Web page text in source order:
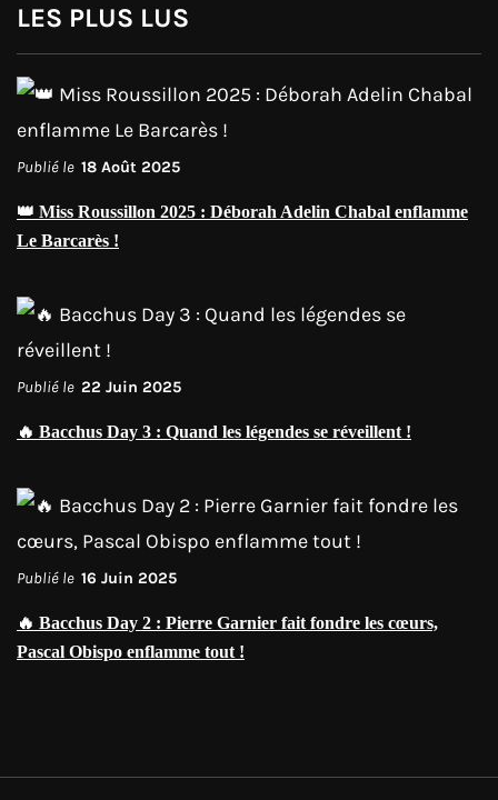
LES PLUS LUS
Publié le 18 Août 2025
👑 Miss Roussillon 2025 : Déborah Adelin Chabal enflamme
Le Barcarès !
Publié le 22 Juin 2025
🔥 Bacchus Day 3 : Quand les légendes se réveillent !
Publié le 16 Juin 2025
🔥 Bacchus Day 2 : Pierre Garnier fait fondre les cœurs,
Pascal Obispo enflamme tout !